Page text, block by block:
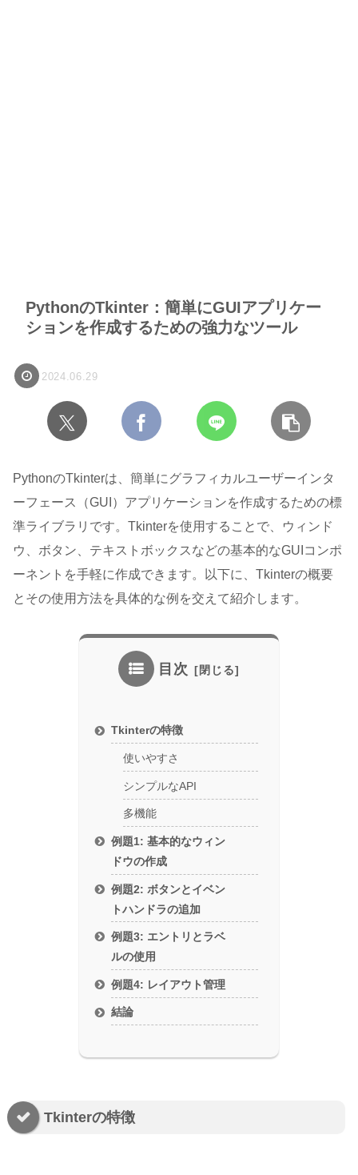
PythonのTkinter：簡単にGUIアプリケー
ションを作成するための強力なツール
2024.06.29
PythonのTkinterは、簡単にグラフィカルユーザーインタ
ーフェース（GUI）アプリケーションを作成するための標
準ライブラリです。Tkinterを使用することで、ウィンド
ウ、ボタン、テキストボックスなどの基本的なGUIコンポ
ーネントを手軽に作成できます。以下に、Tkinterの概要
とその使用方法を具体的な例を交えて紹介します。
目次
Tkinterの特徴
使いやすさ
シンプルなAPI
多機能
例題1: 基本的なウィン
ドウの作成
例題2: ボタンとイベン
トハンドラの追加
例題3: エントリとラベ
ルの使用
例題4: レイアウト管理
結論
Tkinterの特徴